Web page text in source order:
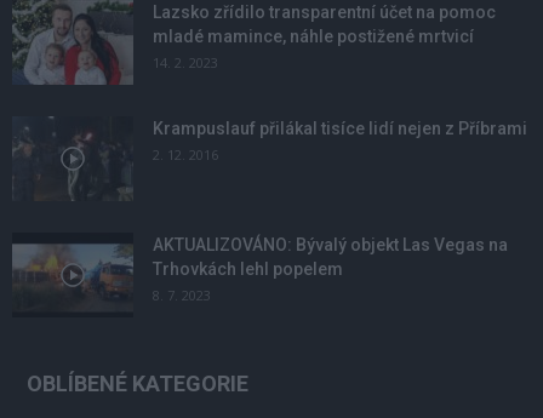
Lazsko zřídilo transparentní účet na pomoc
mladé mamince, náhle postižené mrtvicí
14. 2. 2023
Krampuslauf přilákal tisíce lidí nejen z Příbrami
2. 12. 2016
AKTUALIZOVÁNO: Bývalý objekt Las Vegas na
Trhovkách lehl popelem
8. 7. 2023
OBLÍBENÉ KATEGORIE